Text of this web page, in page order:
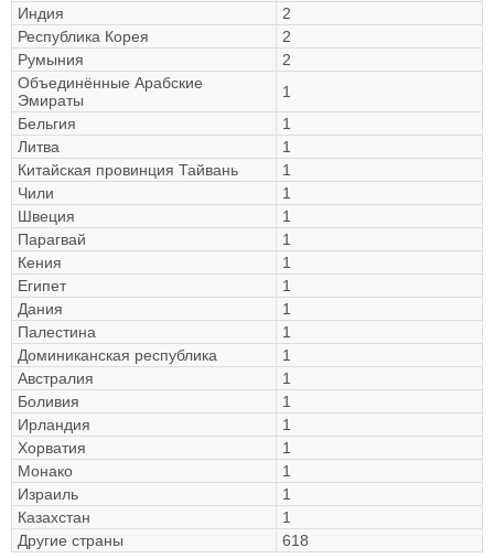
Индия
2
Республика Корея
2
Румыния
2
Объединённые Арабские
Эмираты
1
Бельгия
1
Литва
1
Китайская провинция Тайвань
1
Чили
1
Швеция
1
Парагвай
1
Кения
1
Египет
1
Дания
1
Палестина
1
Доминиканская республика
1
Австралия
1
Боливия
1
Ирландия
1
Хорватия
1
Монако
1
Израиль
1
Казахстан
1
Другие страны
618